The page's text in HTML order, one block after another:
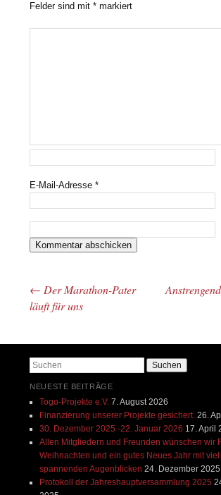
Felder sind mit* markiert
E-Mail-Adresse*
Beitrags-Navigation
← Der Marathon-Pater
läuft für uns
Suchen
NEUESTE BEITRÄGE
Togo-Projekte e.V. 7. August 2026
Finanzierung unserer Projekte gesichert. 26.
30. Dezember 2025 -22. Januar 2026 17. April
Allen Mitgliedern und Freunden wünschen wir
Weihnachten und ein gutes Neues Jahr mit
spannenden Augenblicken 24. Dezember 2025
Protokoll der Jahreshauptversammlung 2025